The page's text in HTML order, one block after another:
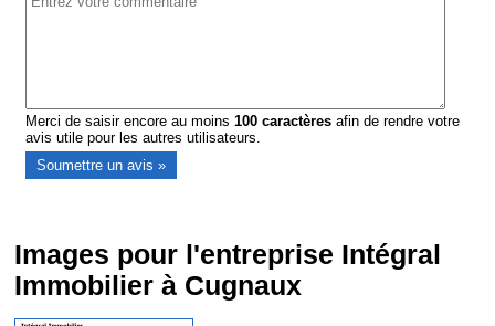
Merci de saisir encore au moins100 caractères afin de rendre votre
avis utile pour les autres utilisateurs.
Images pour l'entreprise Intégral
Immobilier à Cugnaux